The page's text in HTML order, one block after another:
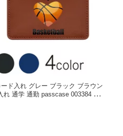
ド入れ グレー ブラック ブラウン
通学 通勤 passcase 003384 クー